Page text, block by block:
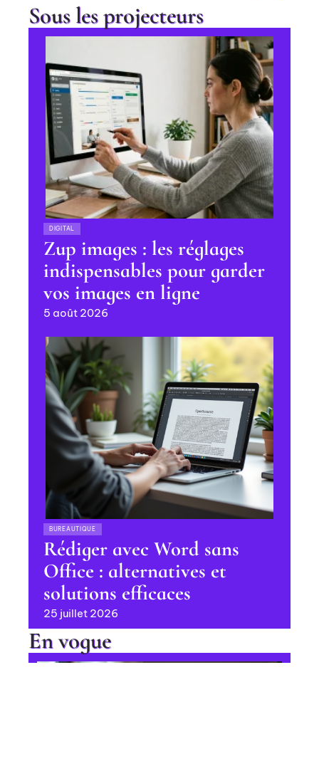
Sous les projecteurs
DIGITAL
Zup images : les réglages
indispensables pour garder
vos images en ligne
5 août 2026
BUREAUTIQUE
Rédiger avec Word sans
Office : alternatives et
solutions efficaces
25 juillet 2026
En vogue